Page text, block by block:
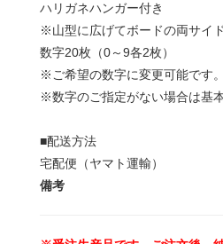
ハリガネハンガー付き
※山型に広げてボードの両サイ
数字20枚（0～9各2枚）
※ご希望の数字に変更可能です
※数字のご指定がない場合は基
■配送方法
宅配便（ヤマト運輸）
備考